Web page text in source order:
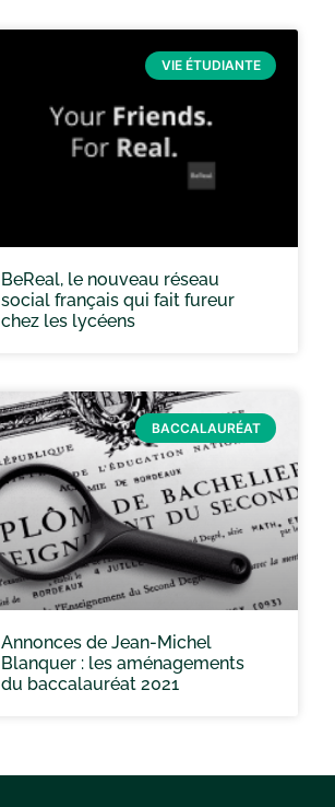
VIE ÉTUDIANTE
BeReal, le nouveau réseau
social français qui fait fureur
chez les lycéens
BACCALAURÉAT
Annonces de Jean-Michel
Blanquer : les aménagements
du baccalauréat 2021